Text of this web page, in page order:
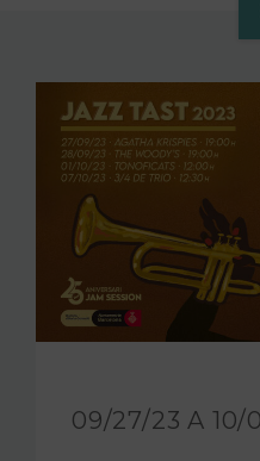
SCHOOL
ACCES PROGRAM TO
HIGHER SCHOOL
JAM FOUNDATION
09/27/23 A 10/